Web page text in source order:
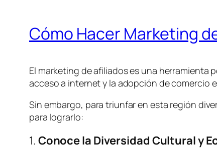
Cómo Hacer Marketing
El marketing de afiliados es una herramienta
acceso a internet y la adopción de comercio
Sin embargo, para triunfar en esta región
para lograrlo:
1. Conoce la Diversidad Cultural y